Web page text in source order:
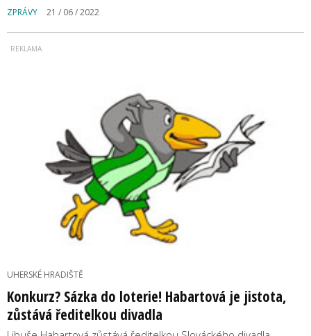
ZPRÁVY 21 / 06 / 2022
UHERSKÉ HRADIŠTĚ
Konkurz? Sázka do loterie! Habartová je jistota,
zůstává ředitelkou divadla